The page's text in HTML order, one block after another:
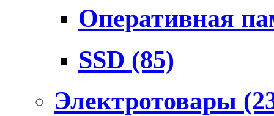
Оперативная
SSD (85)
Электротовары